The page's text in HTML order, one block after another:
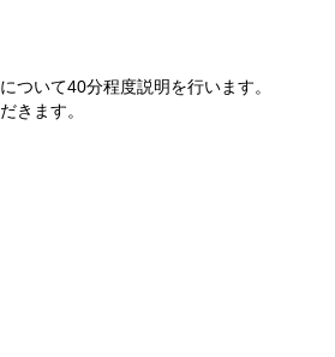
ついて40分程度説明を行います。
きます。